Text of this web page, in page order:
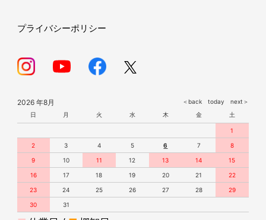
プライバシーポリシー
2026 年8月 next＞
today
＜back
日
月 火 水 木 金 土
1
2 3 4 5 6 7 8
9 10 11 12 13 14 15
16 17 18 19 20 21 22
23 24 25 26 27 28 29
30 31